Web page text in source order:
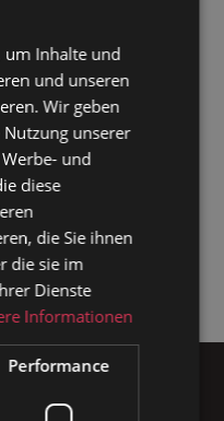
um Inhalte und
und unseren
Wir geben
unserer
und
diese
die Sie ihnen
die sie im
Dienste
Informationen
Performance